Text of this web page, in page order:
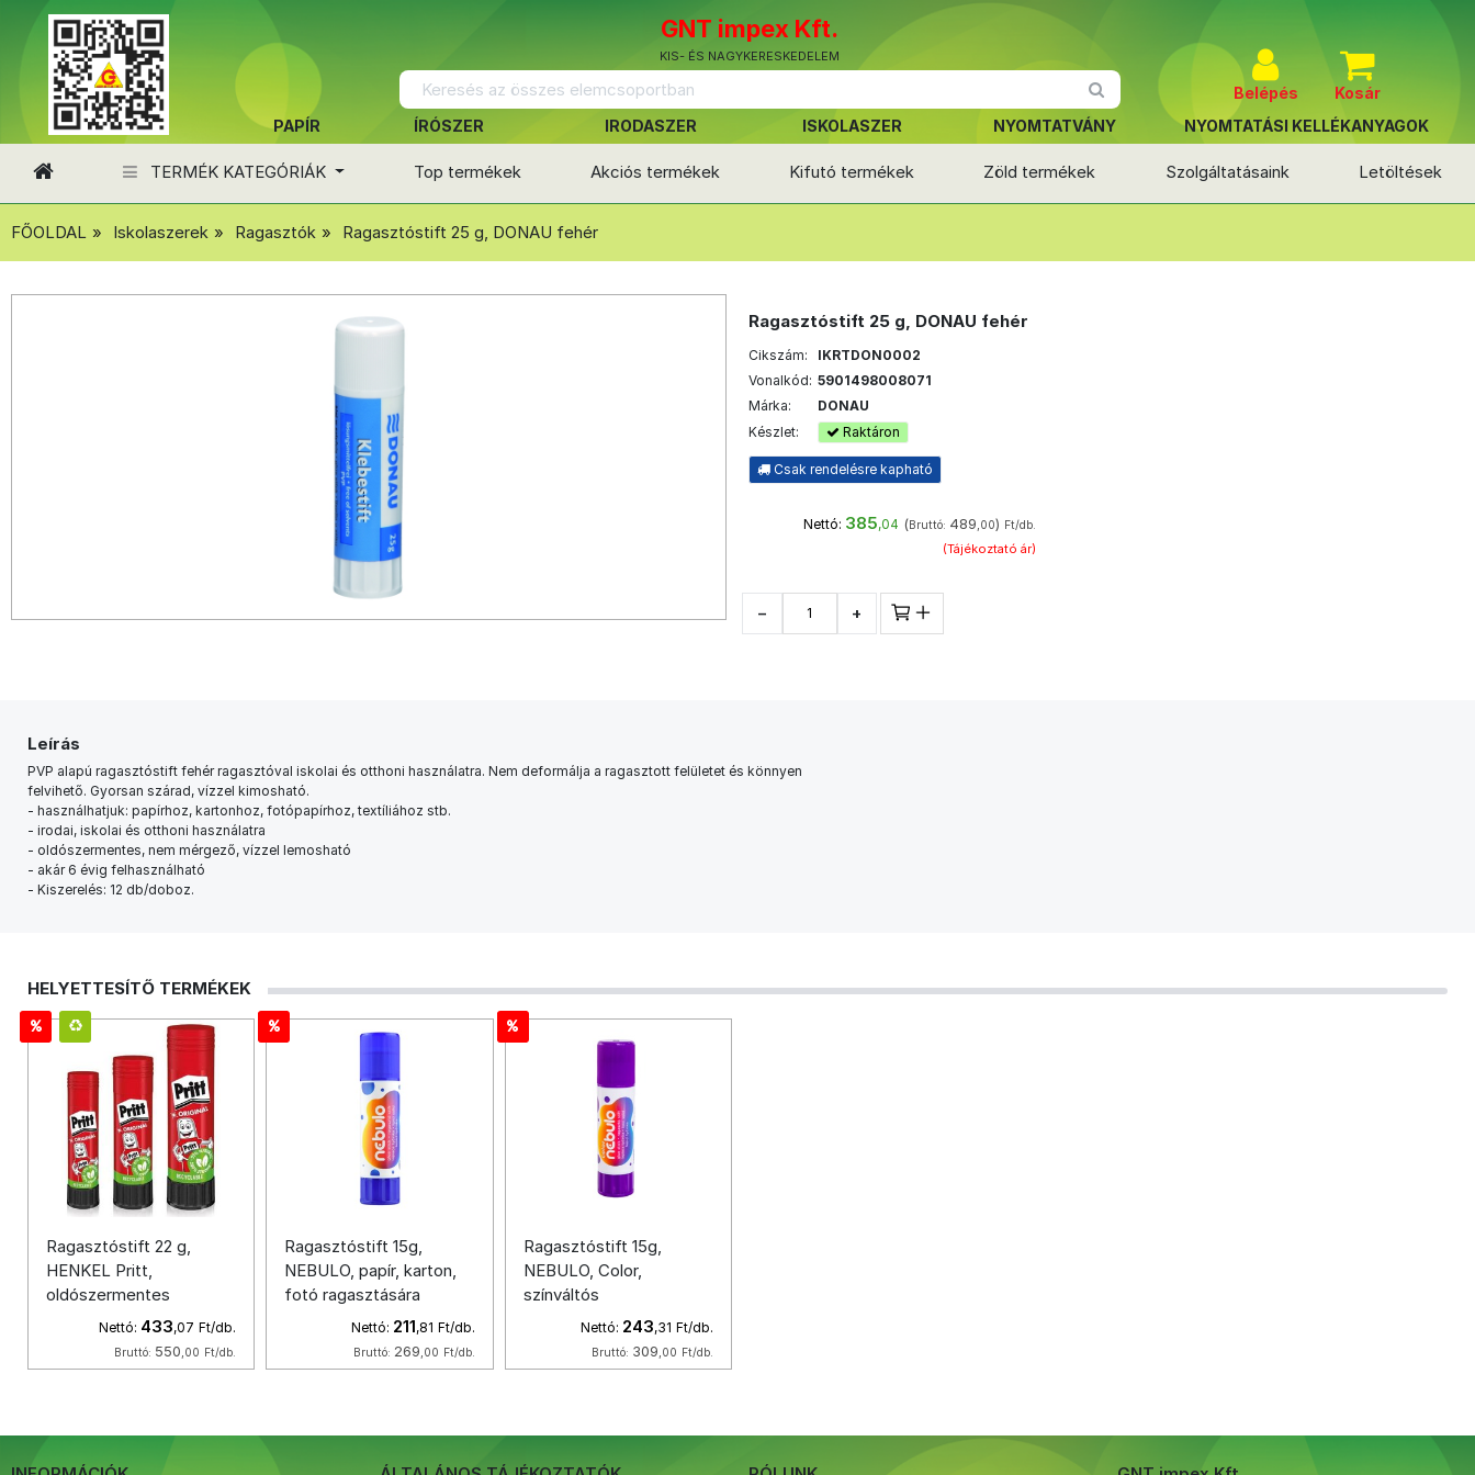
GNT impex Kft.
KIS- ÉS NAGYKERESKEDELEM
Belépés
Kosár
PAPÍR
ÍRÓSZER IRODASZER ISKOLASZER NYOMTATVÁNY NYOMTATÁSI KELLÉKANYAGOK
TERMÉK KATEGÓRIÁK Top termékek Akciós termékek Kifutó termékek Zöld termékek Szolgáltatásaink Letöltések
FŐOLDAL Iskolaszerek Ragasztók Ragasztóstift 25 g, DONAU fehér
Ragasztóstift 25 g, DONAU fehér
Cikszám:
IKRTDON0002
Vonalkód: 5901498008071
Márka:
DONAU
Készlet:
Raktáron
Csak rendelésre kapható
Nettó: 385,04 (Bruttó: 489,00) Ft/db.
(Tájékoztató ár)
− +
Leírás
PVP alapú ragasztóstift fehér ragasztóval iskolai és otthoni használatra. Nem deformálja a ragasztott felületet és könnyen
felvihető. Gyorsan szárad, vízzel kimosható.
- használhatjuk: papírhoz, kartonhoz, fotópapírhoz, textíliához stb.
- irodai, iskolai és otthoni használatra
- oldószermentes, nem mérgező, vízzel lemosható
- akár 6 évig felhasználható
- Kiszerelés: 12 db/doboz.
HELYETTESÍTŐ TERMÉKEK
Ragasztóstift 22 g,
HENKEL Pritt,
oldószermentes
Nettó: 433,07 Ft/db.
Bruttó: 550,00 Ft/db.
Ragasztóstift 15g,
NEBULO, papír, karton,
fotó ragasztására
Nettó: 211,81 Ft/db.
Bruttó: 269,00 Ft/db.
Ragasztóstift 15g,
NEBULO, Color,
színváltós
Nettó: 243,31 Ft/db.
Bruttó: 309,00 Ft/db.